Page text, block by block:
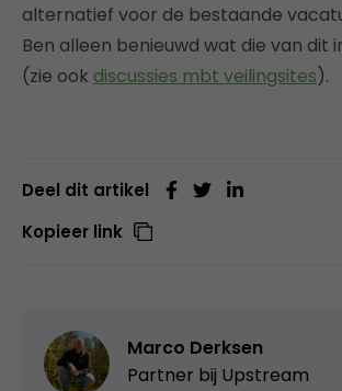
alternatief voor de bestaande
Ben alleen benieuwd wat die van dit
(zie ook discussies mbt veilingsites).
Deel dit artikel
Kopieer link
Marco Derksen
Partner bij Upstream